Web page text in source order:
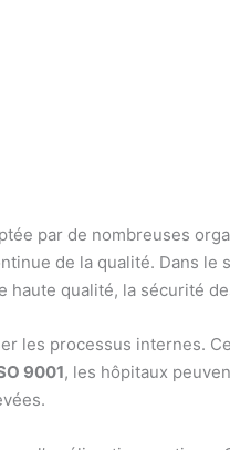
par de nombreuses
de la qualité. Dans
qualité, la sécurité
les processus internes.
9001, les hôpitaux